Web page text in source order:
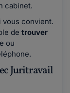
cabinet.
vous convient.
de trouver
ou
Juritravail